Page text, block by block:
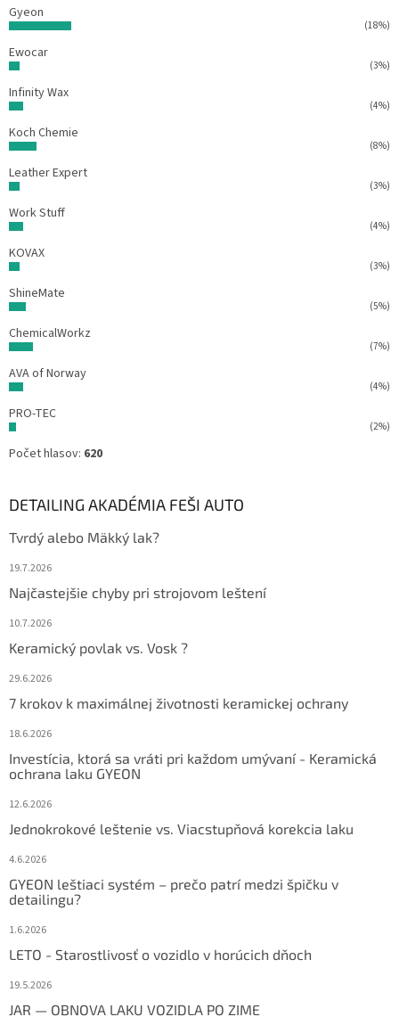
Gyeon
(18%)
Ewocar
(3%)
Infinity Wax
(4%)
Koch Chemie
(8%)
Leather Expert
(3%)
Work Stuff
(4%)
KOVAX
(3%)
ShineMate
(5%)
ChemicalWorkz
(7%)
AVA of Norway
(4%)
PRO-TEC
(2%)
Počet hlasov: 620
DETAILING AKADÉMIA FEŠI AUTO
Tvrdý alebo Mäkký lak?
19.7.2026
Najčastejšie chyby pri strojovom leštení
10.7.2026
Keramický povlak vs. Vosk ?
29.6.2026
7 krokov k maximálnej životnosti keramickej ochrany
18.6.2026
Investícia, ktorá sa vráti pri každom umývaní - Keramická
ochrana laku GYEON
12.6.2026
Jednokrokové leštenie vs. Viacstupňová korekcia laku
4.6.2026
GYEON leštiaci systém – prečo patrí medzi špičku v
detailingu?
1.6.2026
LETO - Starostlivosť o vozidlo v horúcich dňoch
19.5.2026
JAR — OBNOVA LAKU VOZIDLA PO ZIME